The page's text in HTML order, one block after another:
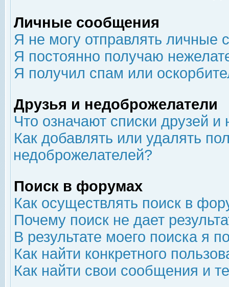
Личные сообщения
Я не могу отправлять личные
Я постоянно получаю
Я получил спам или
Друзья и недоброжелатели
Что означают списки друзей
Как добавлять или удалять
недоброжелателей?
Поиск в форумах
Как осуществлять поиск в
Почему поиск не дает
В результате моего поиска я
Как найти конкретного
Как найти свои сообщения и